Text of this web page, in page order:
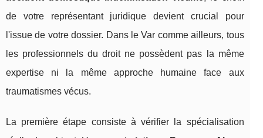
de votre représentant juridique devient crucial pour
l'issue de votre dossier. Dans le Var comme ailleurs, tous
les professionnels du droit ne possèdent pas la même
expertise ni la même approche humaine face aux
traumatismes vécus.
La première étape consiste à vérifier la spécialisation